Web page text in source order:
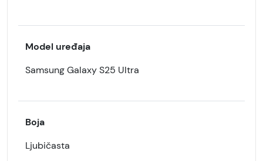
Model uređaja
Samsung Galaxy S25 Ultra
Boja
Ljubičasta